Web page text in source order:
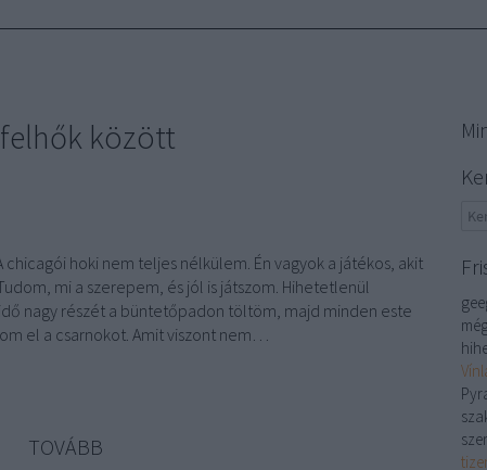
között
hoki nem teljes nélkülem. Én vagyok a játékos, akit
mi a szerepem, és jól is játszom. Hihetetlenül
nagy részét a büntetőpadon töltöm, majd minden este
el a csarnokot. Amit viszont nem…
TOVÁBB